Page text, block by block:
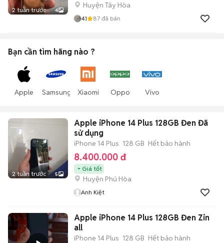
2 tuần trước 4
Huyện Tây Hòa
4.1 87 đã bán
Bạn cần tìm hãng nào ?
Apple Samsung Xiaomi Oppo Vivo
2 tuần trước 5
Apple iPhone 14 Plus 128GB Đen Đã
sử dụng
iPhone 14 Plus 128 GB Hết bảo hành
8.400.000 đ
Giá tốt
Huyện Phú Hòa
Anh Kiệt
Apple iPhone 14 Plus 128GB Đen Zin
all
iPhone 14 Plus 128 GB Hết bảo hành